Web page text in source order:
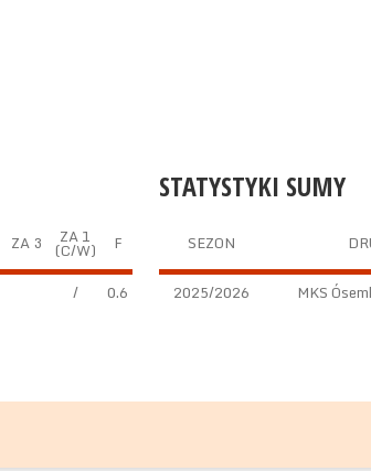
STATYSTYKI SUMY
SEZON
2025/2026 MKS
ZA 3 ZA 1
(C/W) F
/ 0.6